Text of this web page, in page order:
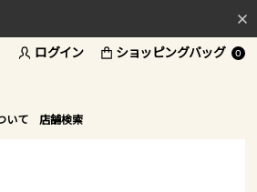
ログイン ショッピングバッグ 0
いて 店舗検索